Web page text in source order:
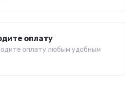
оплату
оплату любым удобным